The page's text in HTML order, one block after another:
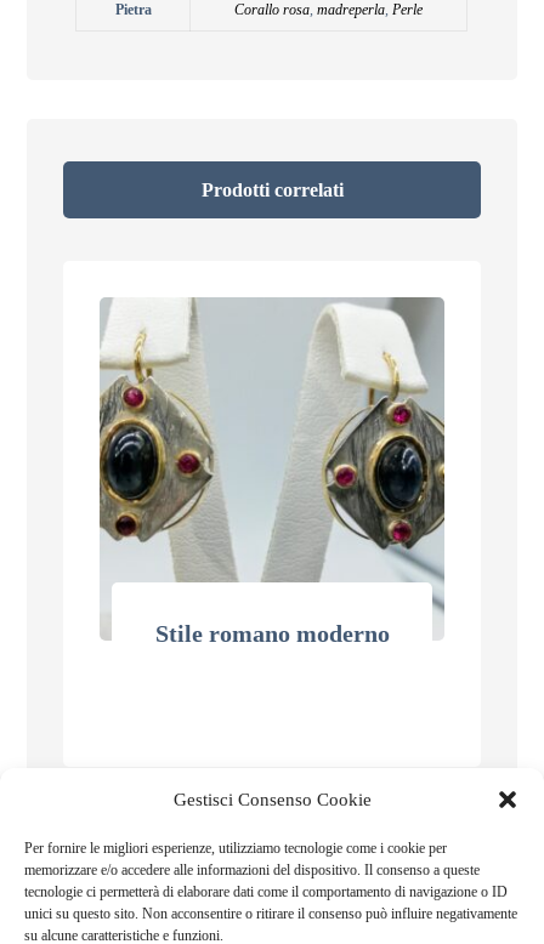
Gestisci Consenso Cookie
Per fornire le migliori esperienze, utilizziamo tecnologie come i cookie per
memorizzare e/o accedere alle informazioni del dispositivo. Il consenso a queste
tecnologie ci permetterà di elaborare dati come il comportamento di navigazione o ID
unici su questo sito. Non acconsentire o ritirare il consenso può influire negativamente
su alcune caratteristiche e funzioni.
Pietra Corallo rosa,madreperla,Perle
Prodotti correlati
Stile romano moderno
€400,00